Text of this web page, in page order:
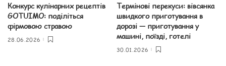
Конкурс кулінарних рецептів
GOTUIMO: поділіться
фірмовою стравою
28.06.2026
Термінові перекуси: вівсянка
швидкого приготування в
дорозі — приготування у
машині, поїзді, готелі
30.01.2026